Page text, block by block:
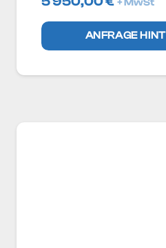
+ MwSt
ANFRAGE